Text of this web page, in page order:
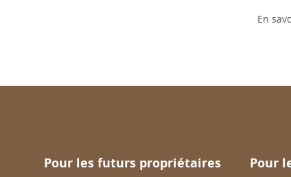
En
Pour les futurs propriétaires Pour